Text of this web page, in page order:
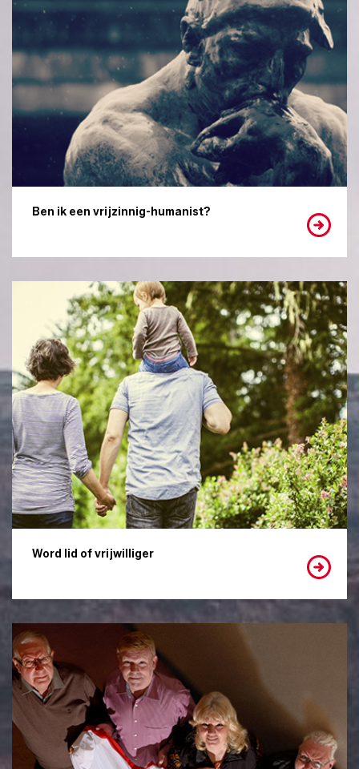
Ben ik een vrijzinnig-humanist?
Word lid of vrijwilliger